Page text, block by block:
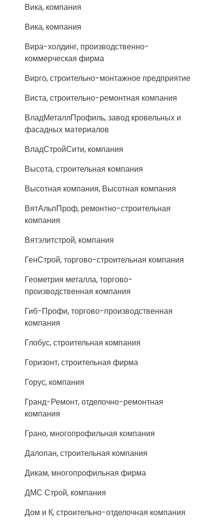
Вика, компания
Вика, компания
Вира-холдинг, производственно-
коммерческая фирма
Вирго, строительно-монтажное предприятие
Виста, строительно-ремонтная компания
ВладМеталлПрофиль, завод кровельных и
фасадных материалов
ВладСтройСити, компания
Высота, строительная компания
Высотная компания, Высотная компания
ВятАльпПроф, ремонтно-строительная
компания
Вятэлитстрой, компания
ГенСтрой, торгово-строительная компания
Геометрия металла, торгово-
производственная компания
Гиб-Профи, торгово-производственная
компания
Глобус, строительная компания
Горизонт, строительная фирма
Горус, компания
Гранд-Ремонт, отделочно-ремонтная
компания
Грано, многопрофильная компания
Далопан, строительная компания
Дикам, многопрофильная фирма
ДМС Строй, компания
Дом и К, строительно-отделочная компания